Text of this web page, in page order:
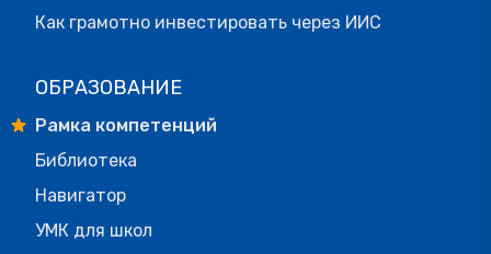
Как грамотно инвестировать через ИИС
ОБРАЗОВАНИЕ
Рамка компетенций
Библиотека
Навигатор
УМК для школ